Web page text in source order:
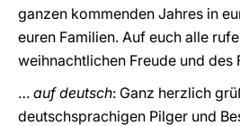
ganzen kommenden Jahres in
euren Familien. Auf euch alle
weihnachtlichen Freude und des
… auf deutsch: Ganz herzlich
deutschsprachigen Pilger und